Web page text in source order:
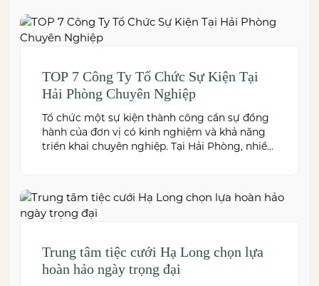
premium cuisine prepared under the ISO
22000:2018 food safety management system,
and dedicated event support to help couples
TOP 7 Công Ty Tổ Chức Sự Kiện Tại
Hải Phòng Chuyên Nghiệp
Tổ chức một sự kiện thành công cần sự đồng
hành của đơn vị có kinh nghiệm và khả năng
triển khai chuyên nghiệp. Tại Hải Phòng, nhiều
Trung tâm tiệc cưới Hạ Long chọn lựa
hoàn hảo ngày trọng đại